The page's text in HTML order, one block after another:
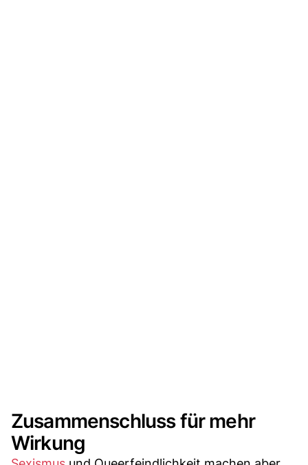
Zusammenschluss für mehr
Wirkung